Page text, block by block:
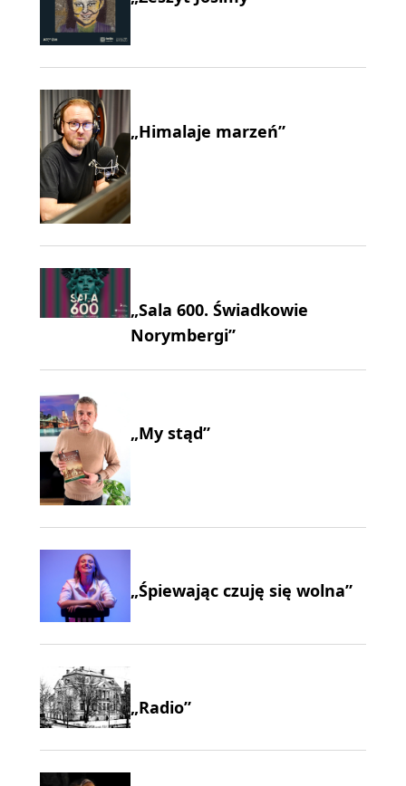
„Himalaje marzeń”
„Sala 600. Świadkowie
Norymbergi”
„My stąd”
„Śpiewając czuję się wolna”
„Radio”